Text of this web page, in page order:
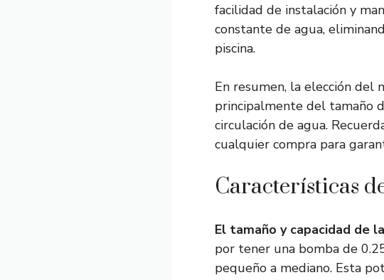
facilidad de instalación y
constante de agua,
piscina.
En resumen, la elección del
principalmente del tamaño
circulación de agua.
cualquier compra para
Características
El tamaño y capacidad de
por tener una bomba de
pequeño a mediano. Esta